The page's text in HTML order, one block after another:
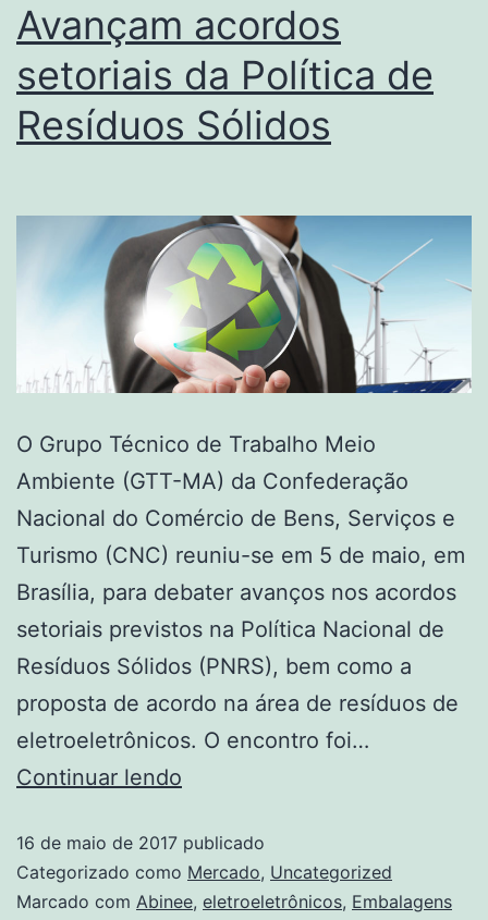
Avançam acordos
setoriais da Política de
Resíduos Sólidos
O Grupo Técnico de Trabalho Meio
Ambiente (GTT-MA) da Confederação
Nacional do Comércio de Bens, Serviços e
Turismo (CNC) reuniu-se em 5 de maio, em
Brasília, para debater avanços nos acordos
setoriais previstos na Política Nacional de
Resíduos Sólidos (PNRS), bem como a
proposta de acordo na área de resíduos de
eletroeletrônicos. O encontro foi…
Continuar lendo
16 de maio de 2017 publicado
Categorizado como Mercado, Uncategorized
Marcado com Abinee, eletroeletrônicos, Embalagens